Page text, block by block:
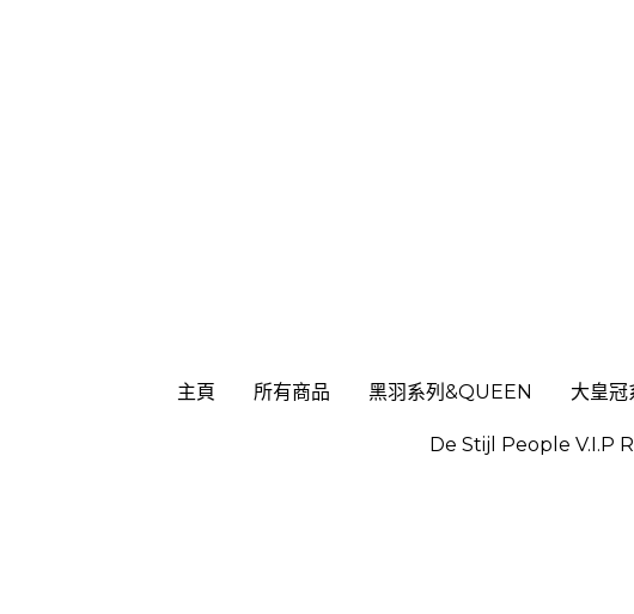
主頁 所有商品 黑羽系列&QUEEN 大皇冠
De Stijl People V.I.P
主頁 所有商品 黑羽系列&QUEEN 大皇冠
De Stijl People V.I.P